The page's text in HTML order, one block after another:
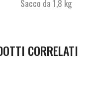
Sacco da 1,8 kg
CORRELATI